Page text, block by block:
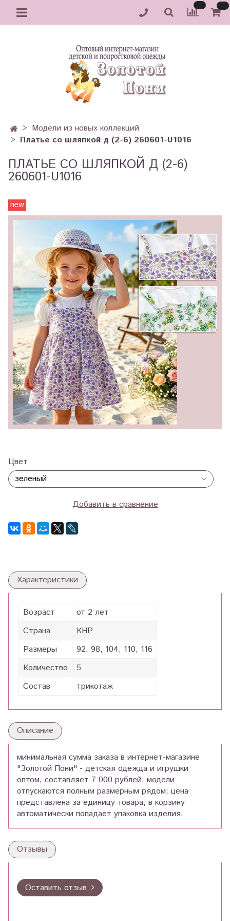
Модели из новых коллекций
Платье со шляпкой д (2-6) 260601-U1016
ПЛАТЬЕ СО ШЛЯПКОЙ Д (2-6)
260601-U1016
new
Цвет
Добавить в сравнение
Характеристики
Возраст
от 2 лет
Страна
КНР
Размеры
92, 98, 104, 110, 116
Количество
5
Состав
трикотаж
Описание
минимальная сумма заказа в интернет-магазине
"Золотой Пони" - детская одежда и игрушки
оптом, составляет 7 000 рублей; модели
отпускаются полным размерным рядом; цена
представлена за единицу товара; в корзину
автоматически попадает упаковка изделия.
Отзывы
Оставить отзыв